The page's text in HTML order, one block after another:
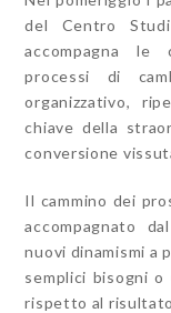
del Centro
accompagna le
processi di
organizzativo,
chiave della
conversione
Il cammino dei
accompagnato
nuovi dinamismi a
semplici bisogni o
rispetto al